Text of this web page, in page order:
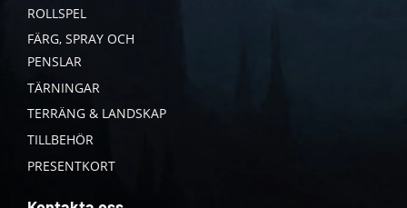
ROLLSPEL
FÄRG, SPRAY OCH
PENSLAR
TÄRNINGAR
TERRÄNG & LANDSKAP
TILLBEHÖR
PRESENTKORT